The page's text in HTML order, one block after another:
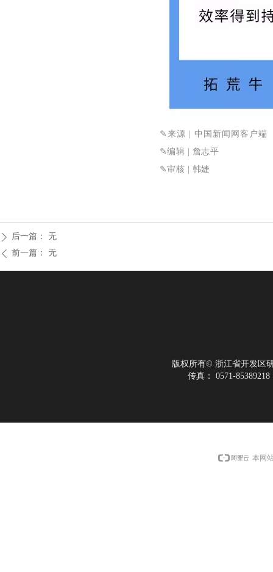
✎ 来源 | 中国新闻网客户端
✎编辑 | 詹志平
✎审核 | 韩婕
ꄴ 前一篇： 无
ꄲ 后一篇： 无
版权所有© 浙江省开发区
传真：
0571-85389218
本网